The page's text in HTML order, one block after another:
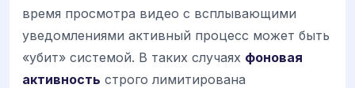
время просмотра видео с всплывающими
уведомлениями активный процесс может быть
«убит» системой. В таких случаях фоновая
активность строго лимитирована